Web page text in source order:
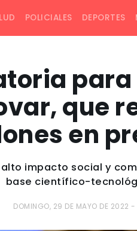
POLICIALES DEPORTES
que
en
impacto social y
base científico-
DOMINGO, 29 DE MAYO DE 2022 -